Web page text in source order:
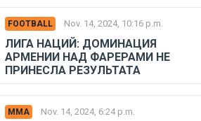
FOOTBALL Nov. 14, 2024, 10:16 p.m.
ЛИГА НАЦИЙ: ДОМИНАЦИЯ
АРМЕНИИ НАД ФАРЕРАМИ НЕ
ПРИНЕСЛА РЕЗУЛЬТАТА
MMA Nov. 14, 2024, 6:24 p.m.